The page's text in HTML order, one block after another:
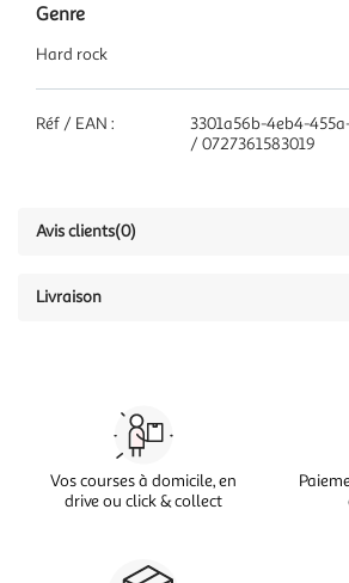
Genre
Hard rock
Réf / EAN :
3301a56b-4eb4-
/ 0727361583019
Avis clients(0)
Livraison
Vos courses à domicile, en
drive ou click & collect